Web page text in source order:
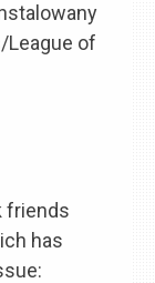
League of
friends
has